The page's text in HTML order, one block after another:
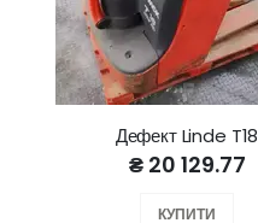
Дефект Linde T18
₴ 20 129.77
КУПИТИ